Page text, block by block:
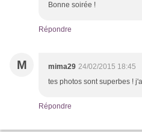
Bonne soirée !
Répondre
M mima29 24/02/2015 18:45
tes photos sont superbes !
Répondre